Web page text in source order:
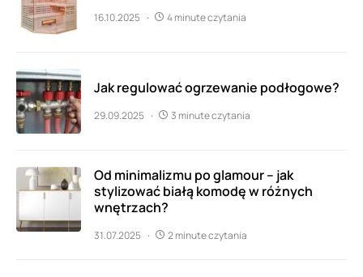
16.10.2025 4 minute czytania
Jak regulować ogrzewanie podłogowe?
29.09.2025 3 minute czytania
Od minimalizmu po glamour – jak
stylizować białą komodę w różnych
wnętrzach?
31.07.2025 2 minute czytania